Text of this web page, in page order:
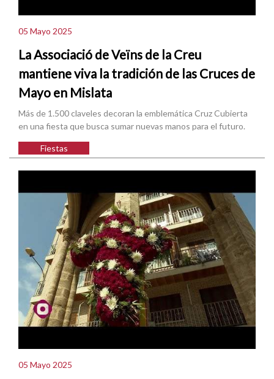
05 Mayo 2025
La Associació de Veïns de la Creu
mantiene viva la tradición de las Cruces de
Mayo en Mislata
Más de 1.500 claveles decoran la emblemática Cruz Cubierta
en una fiesta que busca sumar nuevas manos para el futuro.
Fiestas
05 Mayo 2025